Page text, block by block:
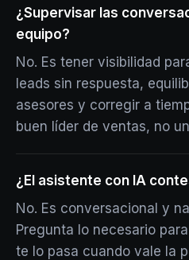
¿Supervisar las
equipo?
No. Es tener visibilidad
leads sin respuesta,
asesores y corregir a
buen líder de ventas, no
¿El asistente con IA
No. Es conversacional y
Pregunta lo necesario
te lo pasa cuando vale la